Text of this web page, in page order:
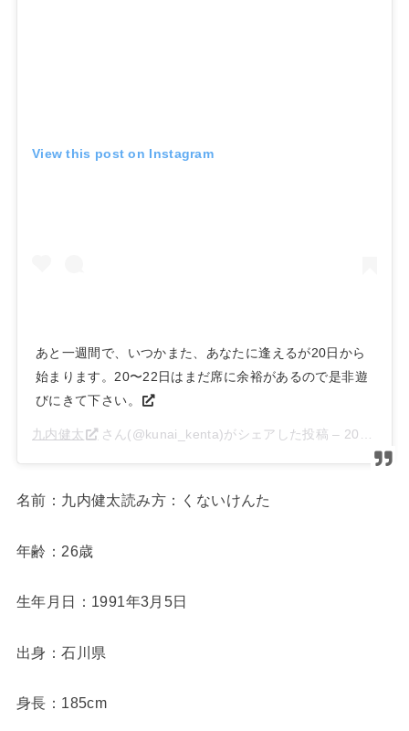
View this post on Instagram
あと一週間で、いつかまた、あなたに逢えるが20日から
始まります。20〜22日はまだ席に余裕があるので是非遊
びにきて下さい。
九内健太 さん(@kunai_kenta)がシェアした投稿 – 2018年 6月月12日午前6時59分PDT
名前：九内健太読み方：くないけんた
年齢：26歳
生年月日：1991年3月5日
出身：石川県
身長：185cm